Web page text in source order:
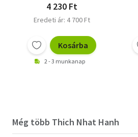
4 230 Ft
Eredeti ár: 4 700 Ft
Kosárba
2 - 3 munkanap
Még több Thich Nhat Hanh